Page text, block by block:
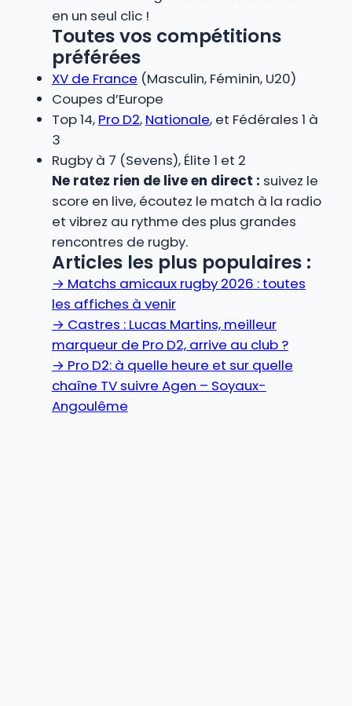
en un seul clic !
Toutes vos compétitions
préférées
XV de France (Masculin, Féminin, U20)
Coupes d’Europe
Top 14, Pro D2, Nationale, et Fédérales 1 à
3
Rugby à 7 (Sevens), Élite 1 et 2
Ne ratez rien de live en direct : suivez le
score en live, écoutez le match à la radio
et vibrez au rythme des plus grandes
rencontres de rugby.
Articles les plus populaires :
→ Matchs amicaux rugby 2026 : toutes
les affiches à venir
→ Castres : Lucas Martins, meilleur
marqueur de Pro D2, arrive au club ?
→ Pro D2: à quelle heure et sur quelle
chaîne TV suivre Agen – Soyaux-
Angoulême